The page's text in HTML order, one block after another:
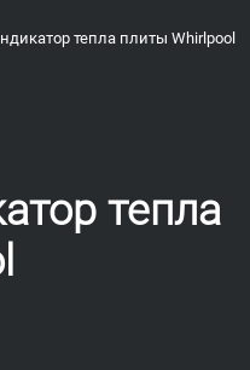
тепла плиты Whirlpool
тепла